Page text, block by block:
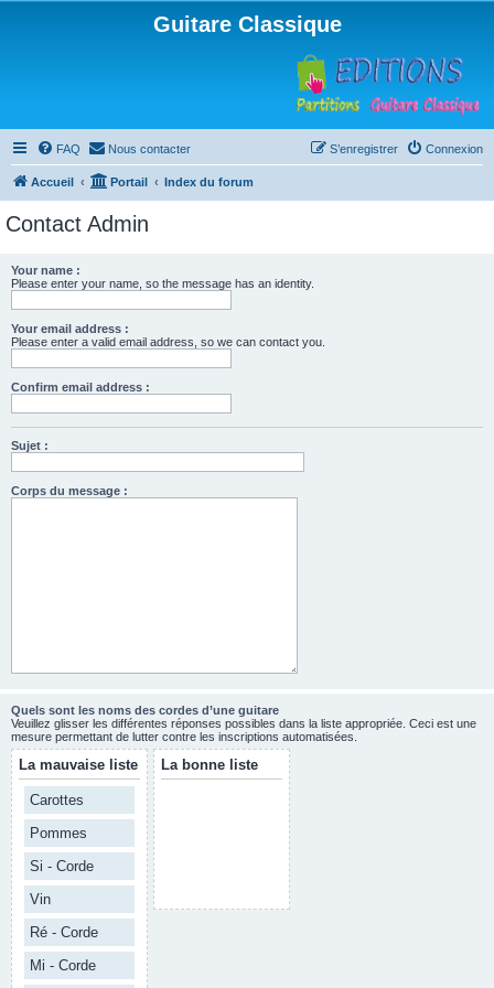
Guitare Classique
FAQ Nous contacter Connexion
S’enregistrer
Accueil Portail Index du forum
Contact Admin
Your name :
Please enter your name, so the message has an identity.
Your email address :
Please enter a valid email address, so we can contact you.
Confirm email address :
Sujet :
Corps du message :
Quels sont les noms des cordes d’une guitare
Veuillez glisser les différentes réponses possibles dans la liste appropriée. Ceci est une
mesure permettant de lutter contre les inscriptions automatisées.
La mauvaise liste
Carottes
Pommes
Si - Corde
Vin
Ré - Corde
Mi - Corde
La bonne liste